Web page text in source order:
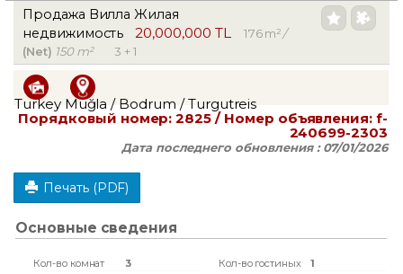
Продажа Вилла Жилая
недвижимость
20,000,000 TL 176 m²/
(Net) 150 m² 3 + 1
Turkey Muğla / Bodrum / Turgutreis
Порядковый номер:2825 / Номер объявления:f-
240699-2303
Дата последнего обновления :07/01/2026
Печать (PDF)
Основные сведения
Кол-во комнат 3 Кол-во гостиных
1